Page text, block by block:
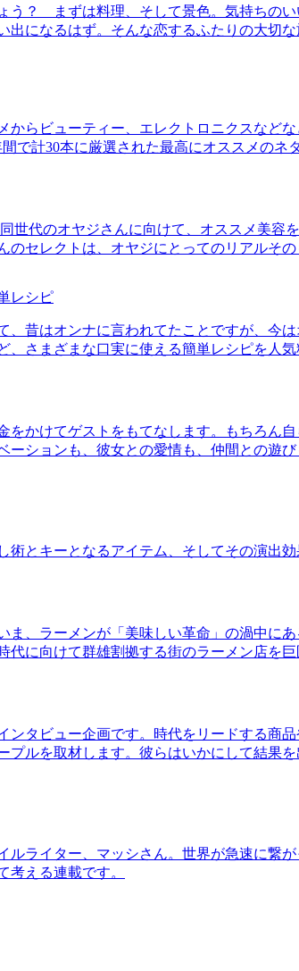
う？ まずは料理、そして景色。気持ちの
出になるはず。そんな恋するふたりの大切
からビューティー、エレクトロニクスなど
で計30本に厳選された最高にオススメのネ
世代のオヤジさんに向けて、オススメ美
セレクトは、オヤジにとってのリアルその
レシピ
、昔はオンナに言われてたことですが、
、さまざまな口実に使える簡単レシピを人気
をかけてゲストをもてなします。もちろん
ーションも、彼女との愛情も、仲間との遊
とキーとなるアイテム、そしてその演出効
ま、ラーメンが「美味しい革命」の渦中に
に向けて群雄割拠する街のラーメン店を
ンタビュー企画です。時代をリードする商
プルを取材します。彼らはいかにして結果
ルライター、マッシさん。世界が急速に繋
考える連載です。